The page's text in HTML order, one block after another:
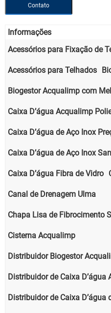
Contato
Informações
Acessórios para Fixação de
Acessórios para Telhados
Biogestor Acqualimp com
Caixa D’água Acqualimp
Caixa D’água de Aço Inox
Caixa D’água de Aço Inox
Caixa D’água Fibra de Vidro
Canal de Drenagem Ulma
Chapa Lisa de Fibrocimento
Cisterna Acqualimp
Distribuidor Biogestor
Distribuidor de Caixa D’água
Distribuidor de Caixa